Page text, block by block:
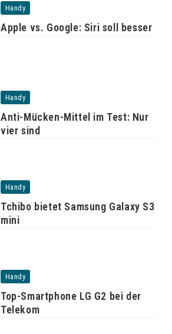
Handy
Apple vs. Google: Siri soll besser
Handy
Anti-Mücken-Mittel im Test: Nur
vier sind
Handy
Tchibo bietet Samsung Galaxy S3
mini
Handy
Top-Smartphone LG G2 bei der
Telekom